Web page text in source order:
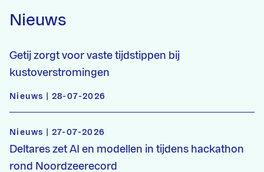
Nieuws
Getij zorgt voor vaste tijdstippen bij
kustoverstromingen
Nieuws | 28-07-2026
Nieuws | 27-07-2026
Deltares zet AI en modellen in tijdens hackathon
rond Noordzeerecord